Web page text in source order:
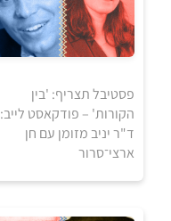
פסטיבל תצריף: 'בין
הקורות' – פודקאסט לייב:
ד"ר יניב מזומן עם חן
ארצי־סרור